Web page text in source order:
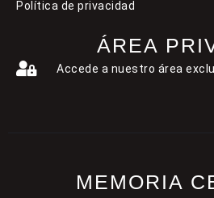
Política de privacidad
ÁREA
Accede a nuestro área
MEMORIA